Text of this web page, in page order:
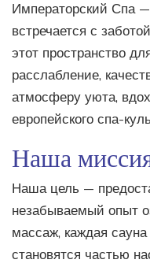
Императорский Спа
встречается с
этот пространство
расслабление,
атмосферу уюта,
европейского спа-
Наша
Наша цель —
незабываемый опыт
массаж, каждая
становятся частью